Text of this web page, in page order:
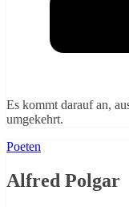
Es kommt darauf an,
umgekehrt.
Poeten
Alfred Polgar